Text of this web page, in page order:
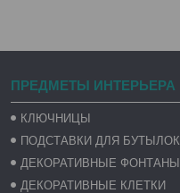
ПРЕДМЕТЫ ИНТЕРЬЕРА
КЛЮЧНИЦЫ
ПОДСТАВКИ ДЛЯ БУТЫЛОК
ДЕКОРАТИВНЫЕ ФОНТАНЫ
ДЕКОРАТИВНЫЕ КЛЕТКИ